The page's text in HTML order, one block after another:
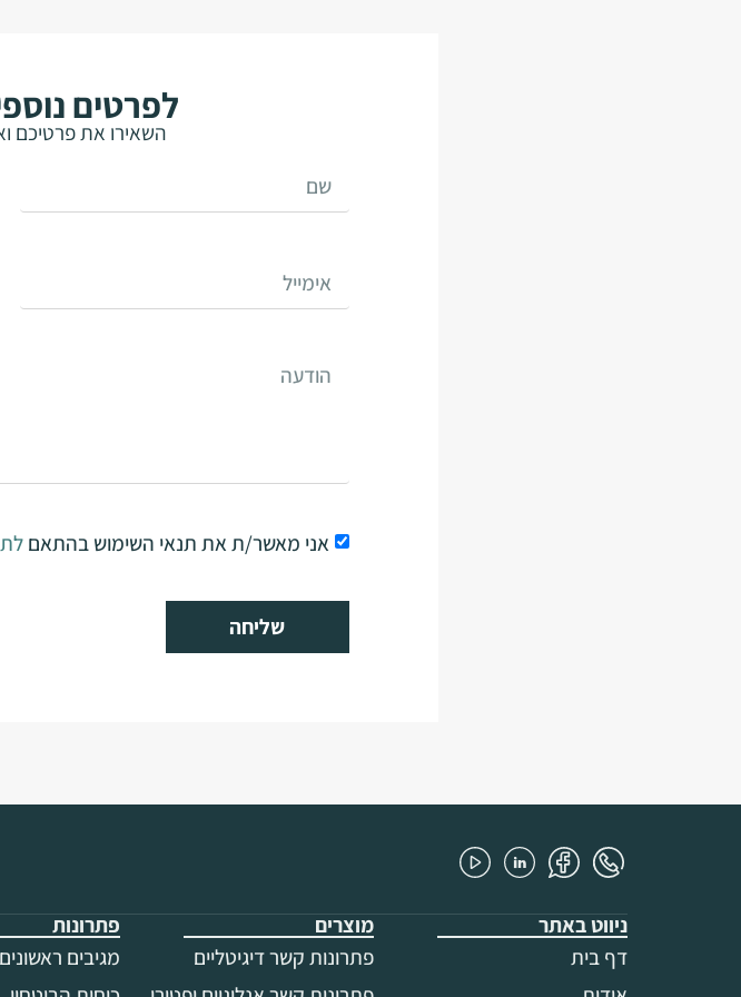
לפרטים
השאירו את פרטיכם
אני מאשר/ת את תנאי השימוש בהתאם
שליחה
ניווט באתר
דף בית
מוצרים
פתרונות קשר דיגיטליים
פתרונות
מגיבים ראשונים